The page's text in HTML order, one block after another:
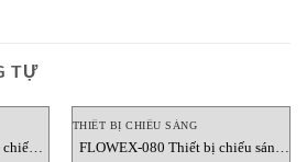
TỰ
THIẾT BỊ CHIẾU SÁNG
FLOWEX-080 Thiết bị chiếu sáng